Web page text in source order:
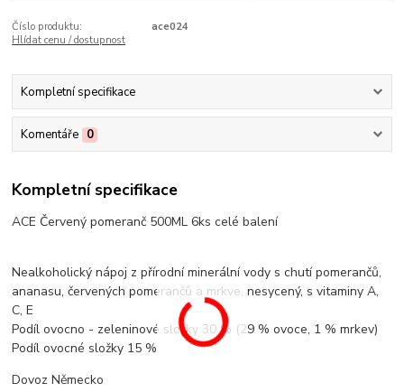
Číslo produktu:
ace024
Hlídat cenu / dostupnost
Kompletní specifikace
Komentáře 0
Kompletní specifikace
ACE Červený pomeranč 500ML 6ks celé balení
Nealkoholický nápoj z přírodní minerální vody s chutí pomerančů,
ananasu, červených pomerančů a mrkve, nesycený, s vitaminy A,
C, E
Podíl ovocno - zeleninové složky 30 % (29 % ovoce, 1 % mrkev)
Podíl ovocné složky 15 %
Dovoz Německo